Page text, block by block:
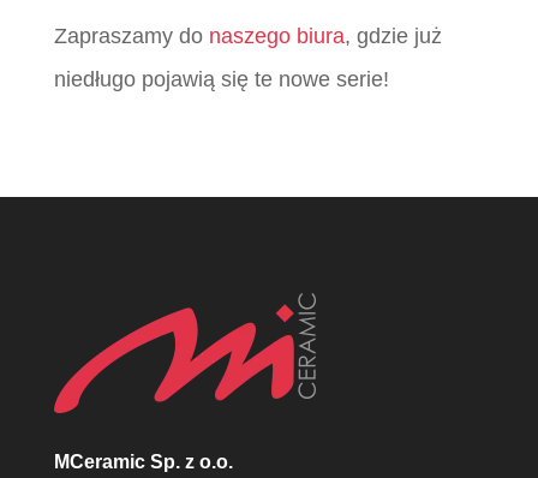
Zapraszamy donaszego biura, gdzie już
niedługo pojawią się te nowe serie!
MCeramic Sp. z o.o.